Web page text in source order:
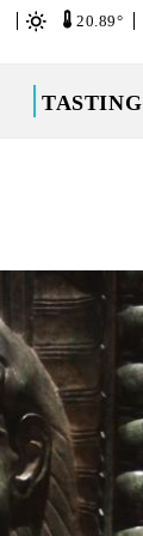
20.89°
TASTING